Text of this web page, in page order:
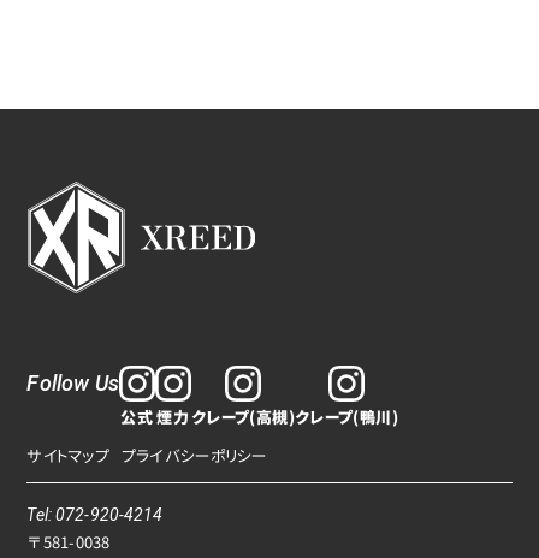
Follow Us
公式 煙力 クレープ(高槻)クレープ(鴨川)
サイトマップ プライバシーポリシー
Tel: 072-920-4214
〒581-0038